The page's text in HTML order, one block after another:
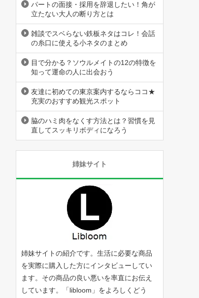
パートの面接・採用を辞退したい！角が
立たない大人の断り方とは
雑談でスベらない鉄板ネタはコレ！会話
の糸口に使える小ネタのまとめ
目で分かる？ソウルメイトの12の特徴を
知って運命の人に出会おう
友達に初めての東京案内するならココ★
充実のおすすめ観光スポット
脇のハミ肉をなくす方法とは？習慣を見
直してスッキリボディになろう
姉妹サイト
姉妹サイトの紹介です。生活に必要な商品
を実際に購入した方にインタビューしてい
ます。その商品の良い悪いを率直にお伝え
しています。「libloom 」をよろしくどう